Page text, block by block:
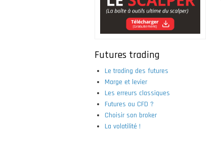
Futures trading
Le trading des futures
Marge et levier
Les erreurs classiques
Futures ou CFD ?
Choisir son broker
La volatilité !